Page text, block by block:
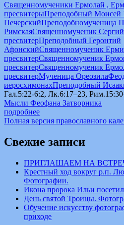
Священномученики Ермолай ,
пресвитерыПреподобный Моисей
ПечерскийПреподобномученица
РимскаяСвященномученик
пресвитерПреподобный Геронтий
АфонскийСвященномученик
пресвитерСвященномученик
пресвитерСвященномученик
пресвитерМученица Ореозила
иеросхимонахПреподобный
Гал.5:22-6:2, Лк.6:17–23,
Мысли Феофана Затворника
подробнее
Полная версия православного
Свежие записи
ПРИГЛАШАЕМ НА
Крестный ход вокруг р.п.
Фотографии.
Икона пророка Ильи
День святой Троицы.
Обучение искусству
приходе